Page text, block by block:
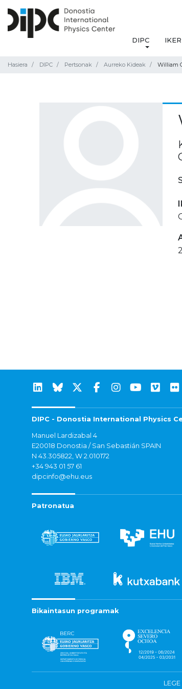
DIPC
Hasiera DIPC Pertsonak Aurreko Kideak William
DIPC - Donostia International Physics
Manuel Lardizabal 4
E20018 Donostia / San Sebastián SPAIN
N 43.305822, W 2.010172
+34 943 01 57 61
dipcinfo@ehu.eus
Patronatua
Bikaintasun programak